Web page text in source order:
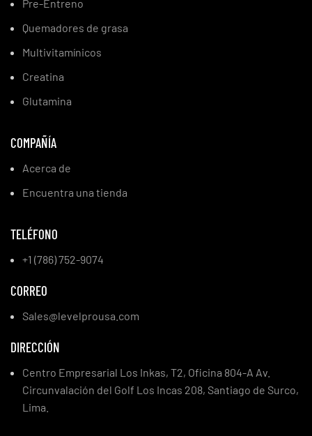
Pre-Entreno
Quemadores de grasa
Multivitamínicos
Creatina
Glutamina
COMPAÑÍA
Acerca de
Encuentra una tienda
TELÉFONO
+1 (786) 752-9074
CORREO
Sales@levelprousa.com
DIRECCIÓN
Centro Empresarial Los Inkas, T2, Oficina 804-A Av.
Circunvalación del Golf Los Incas 208, Santiago de Surco,
Lima.